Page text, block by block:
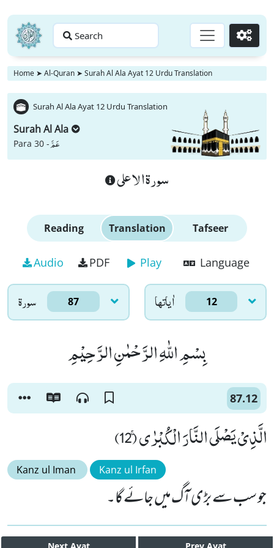
Search Go
Home ➤ Al-Quran ➤ Surah Al Ala Ayat 12 Urdu Translation
Surah Al Ala Ayat 12 Urdu Translation
Surah Al Ala
Para 30 -عَمَّ
سورة الاعلى
Reading Translation Tafseer
Audio PDF Play Language
سورۃ 87 اٰياتها 12
بِسْمِ اللّٰهِ الرَّحْمٰنِ الرَّحِیْمِ
87.12
الَّذِیْ یَصْلَى النَّارَ الْكُبْرٰىۚ (12)
Kanz ul Iman Kanz ul Irfan
جو سب سے بڑی آگ میں جائے گا۔